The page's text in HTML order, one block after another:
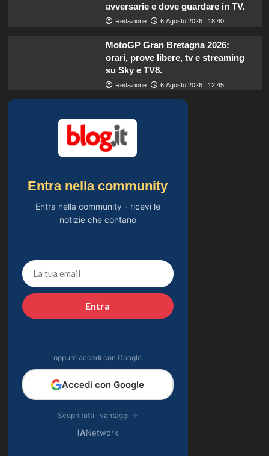
avversarie e dove guardare in TV.
Redazione 6 Agosto 2026 : 18:40
MotoGP Gran Bretagna 2026:
orari, prove libere, tv e streaming
su Sky e TV8.
Redazione 6 Agosto 2026 : 12:45
Entra nella community
Entra nella community - ricevi le
notizie che contano
Entra
oppure accedi con Google
Accedi con Google
Scopri tutti i vantaggi →
IANetwork